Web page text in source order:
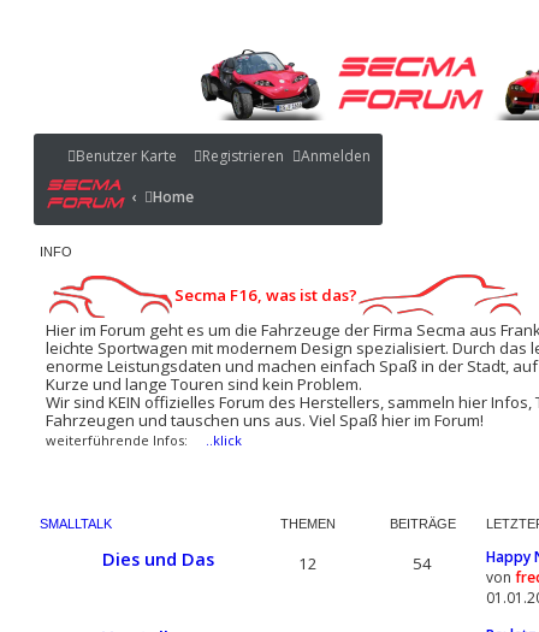
Benutzer Karte Anmelden
Registrieren
PortalHome
Benutzer Karte
Portal
Home
INFO
Secma F16, was ist das?
Hier im Forum geht es um die Fahrzeuge der Firma Secma aus
leichte Sportwagen mit modernem Design spezialisiert. Durch das
enorme Leistungsdaten und machen einfach Spaß in der Stadt,
Kurze und lange Touren sind kein Problem.
Wir sind KEIN offizielles Forum des Herstellers, sammeln hier Infos,
Fahrzeugen und tauschen uns aus. Viel Spaß hier im Forum!
weiterführende Infos: ..klick
SMALLTALK THEMEN BEITRÄGE
Dies und Das 12 54
Happy
von